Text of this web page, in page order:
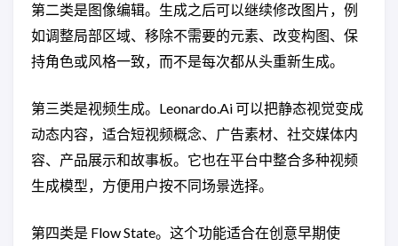
第二类是图像编辑。生成之后可以继续修改图片，例
如调整局部区域、移除不需要的元素、改变构图、保
持角色或风格一致，而不是每次都从头重新生成。
第三类是视频生成。Leonardo.Ai 可以把静态视觉变成
动态内容，适合短视频概念、广告素材、社交媒体内
容、产品展示和故事板。它也在平台中整合多种视频
生成模型，方便用户按不同场景选择。
第四类是 Flow State。这个功能适合在创意早期使